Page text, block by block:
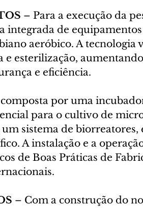
– Para a execução da
integrada de
aeróbico. A tecnologia
esterilização, aumentando
e eficiência.
por uma
para o cultivo de
sistema de
A instalação e a
de Boas Práticas de
– Com a construção do